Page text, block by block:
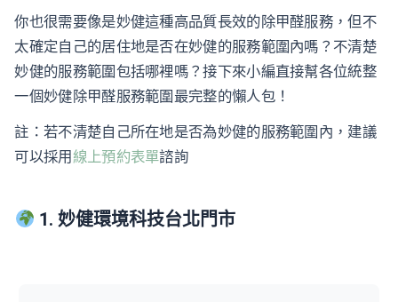
你也很需要像是妙健這種高品質長效的除甲醛服務，但不
太確定自己的居住地是否在妙健的服務範圍內嗎？不清楚
妙健的服務範圍包括哪裡嗎？接下來小編直接幫各位統整
一個妙健除甲醛服務範圍最完整的懶人包！
註：若不清楚自己所在地是否為妙健的服務範圍內，建議
可以採用線上預約表單諮詢
1. 妙健環境科技台北門市